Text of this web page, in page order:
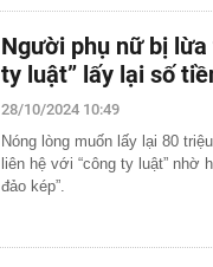
Người phụ nữ bị
ty luật” lấy lại số
28/10/2024 10:49
Nóng lòng muốn lấy lại 80
liên hệ với “công ty luật” nhờ
đảo kép”.